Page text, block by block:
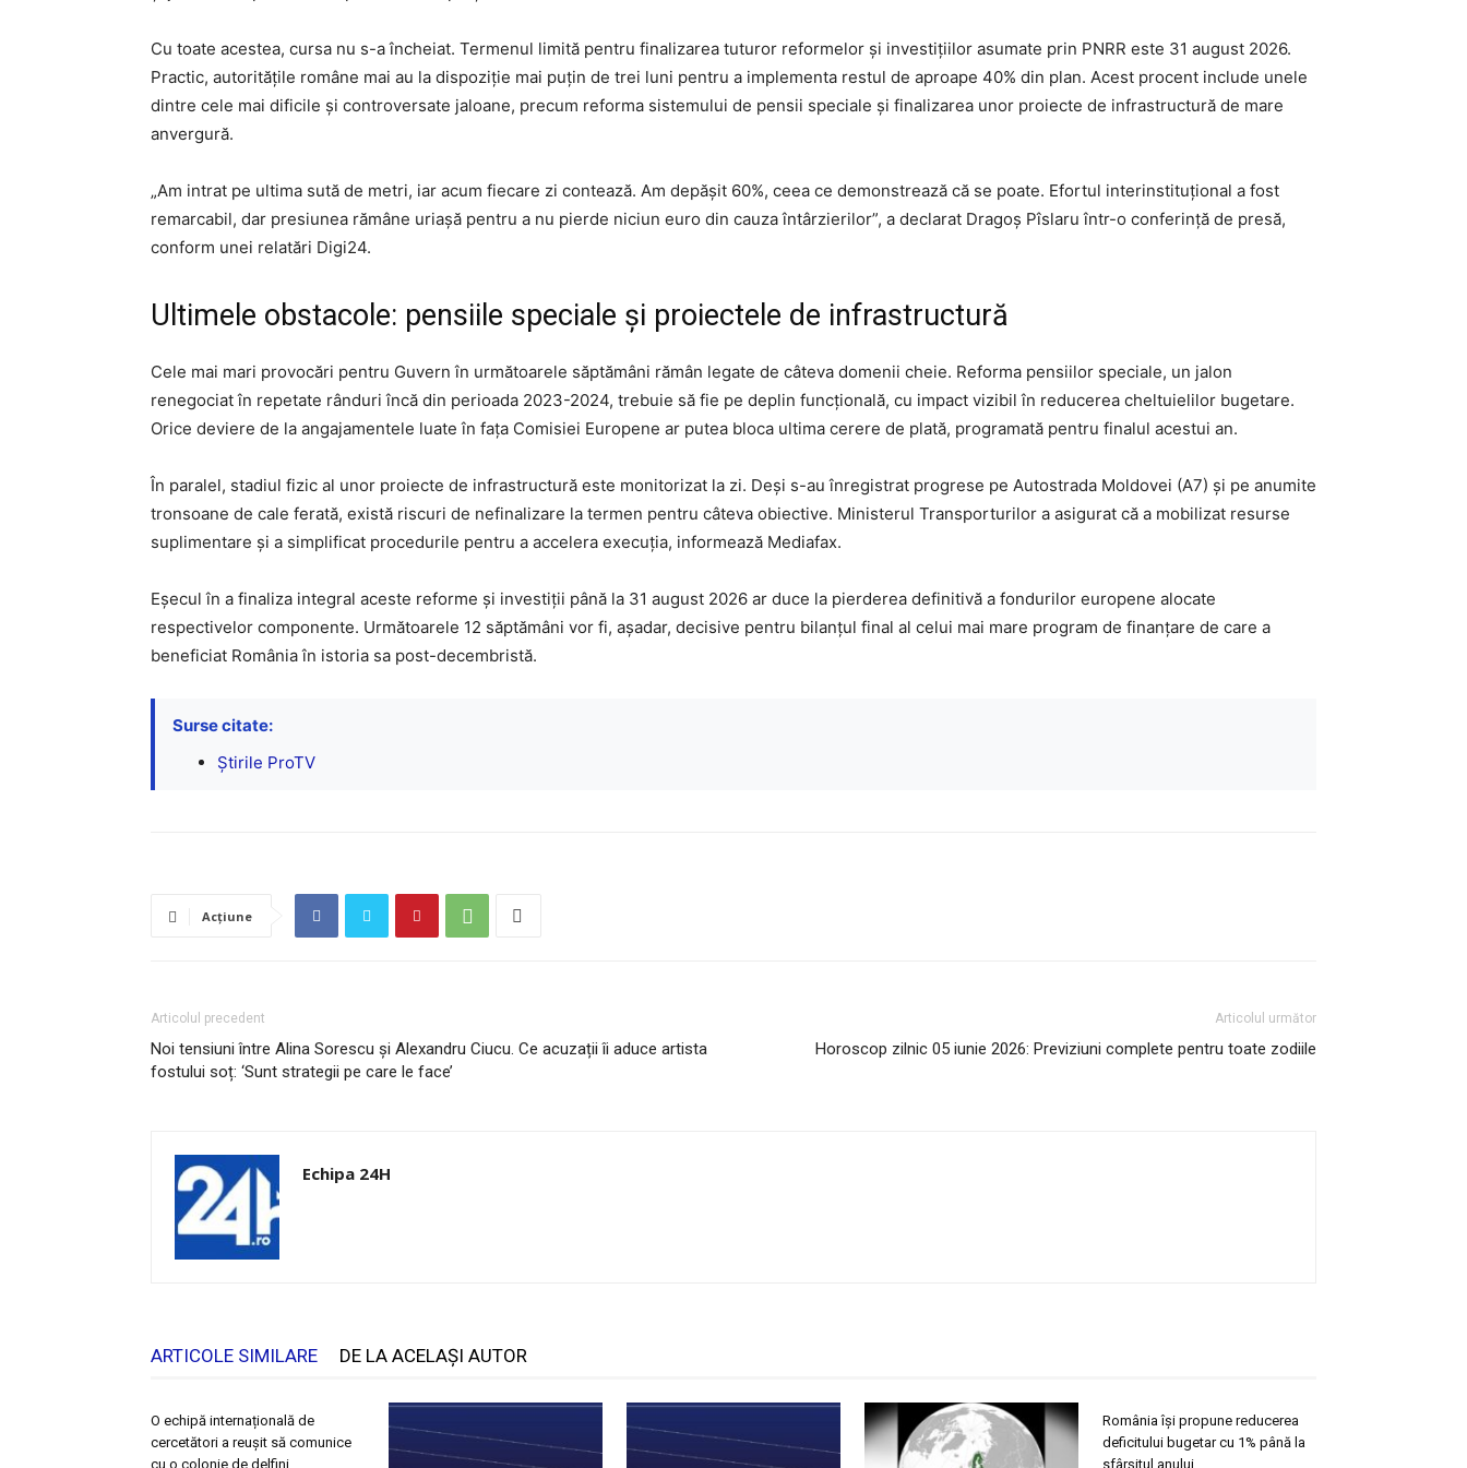
Cu toate acestea, cursa nu s-a încheiat. Termenul limită pentru finalizarea tuturor reformelor și investițiilor asumate prin PNRR este 31 august 2026.
Practic, autoritățile române mai au la dispoziție mai puțin de trei luni pentru a implementa restul de aproape 40% din plan. Acest procent include unele
dintre cele mai dificile și controversate jaloane, precum reforma sistemului de pensii speciale și finalizarea unor proiecte de infrastructură de mare
anvergură.
„Am intrat pe ultima sută de metri, iar acum fiecare zi contează. Am depășit 60%, ceea ce demonstrează că se poate. Efortul interinstituțional a fost
remarcabil, dar presiunea rămâne uriașă pentru a nu pierde niciun euro din cauza întârzierilor”, a declarat Dragoș Pîslaru într-o conferință de presă,
conform unei relatări Digi24.
Ultimele obstacole: pensiile speciale și proiectele de infrastructură
Cele mai mari provocări pentru Guvern în următoarele săptămâni rămân legate de câteva domenii cheie. Reforma pensiilor speciale, un jalon
renegociat în repetate rânduri încă din perioada 2023-2024, trebuie să fie pe deplin funcțională, cu impact vizibil în reducerea cheltuielilor bugetare.
Orice deviere de la angajamentele luate în fața Comisiei Europene ar putea bloca ultima cerere de plată, programată pentru finalul acestui an.
În paralel, stadiul fizic al unor proiecte de infrastructură este monitorizat la zi. Deși s-au înregistrat progrese pe Autostrada Moldovei (A7) și pe anumite
tronsoane de cale ferată, există riscuri de nefinalizare la termen pentru câteva obiective. Ministerul Transporturilor a asigurat că a mobilizat resurse
suplimentare și a simplificat procedurile pentru a accelera execuția, informează Mediafax.
Eșecul în a finaliza integral aceste reforme și investiții până la 31 august 2026 ar duce la pierderea definitivă a fondurilor europene alocate
respectivelor componente. Următoarele 12 săptămâni vor fi, așadar, decisive pentru bilanțul final al celui mai mare program de finanțare de care a
beneficiat România în istoria sa post-decembristă.
Surse citate:
Știrile ProTV
Acțiune
Articolul precedent
Noi tensiuni între Alina Sorescu și Alexandru Ciucu. Ce acuzații îi aduce artista
fostului soț: ‘Sunt strategii pe care le face’
Articolul următor
Horoscop zilnic 05 iunie 2026: Previziuni complete pentru toate zodiile
Echipa 24H
ARTICOLE SIMILARE DE LA ACELAȘI AUTOR
O echipă internațională de
cercetători a reușit să comunice
cu o colonie de delfini
România își propune reducerea
deficitului bugetar cu 1% până la
sfârșitul anului